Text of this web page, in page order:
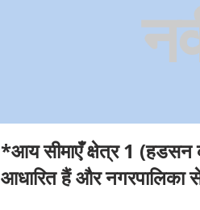
*आय सीमाएँ क्षेत्र 1 (हडसन
आधारित हैं और नगरपालिका